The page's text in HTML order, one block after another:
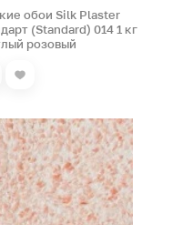
обои Silk Plaster
(Standard) 014 1 кг
розовый